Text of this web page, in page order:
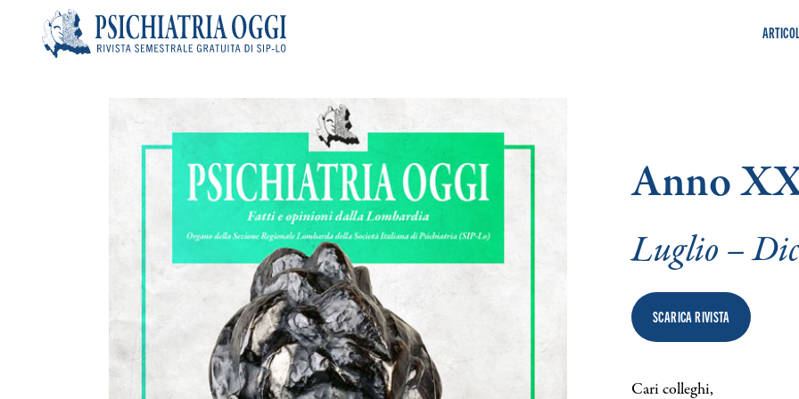
Articoli
Chi siamo
Contatti
Anno
Luglio –
SCARICA RIVISTA
Cari colleghi,